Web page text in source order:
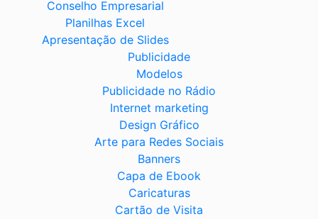
Conselho Empresarial
Planilhas Excel
Apresentação de Slides
Publicidade
Modelos
Publicidade no Rádio
Internet marketing
Design Gráfico
Arte para Redes Sociais
Banners
Capa de Ebook
Caricaturas
Cartão de Visita